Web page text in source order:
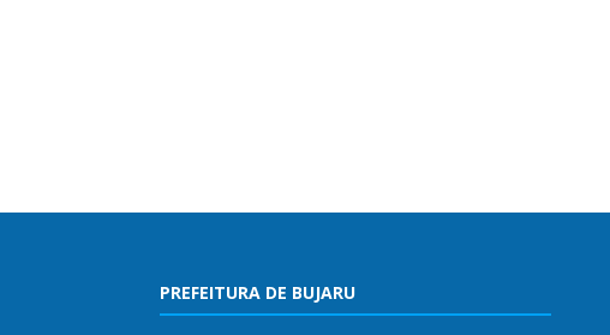
PREFEITURA DE BUJARU